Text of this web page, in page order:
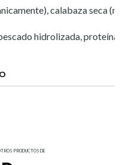
calabaza seca
hidrolizada, proteína
PRODUCTOS DE